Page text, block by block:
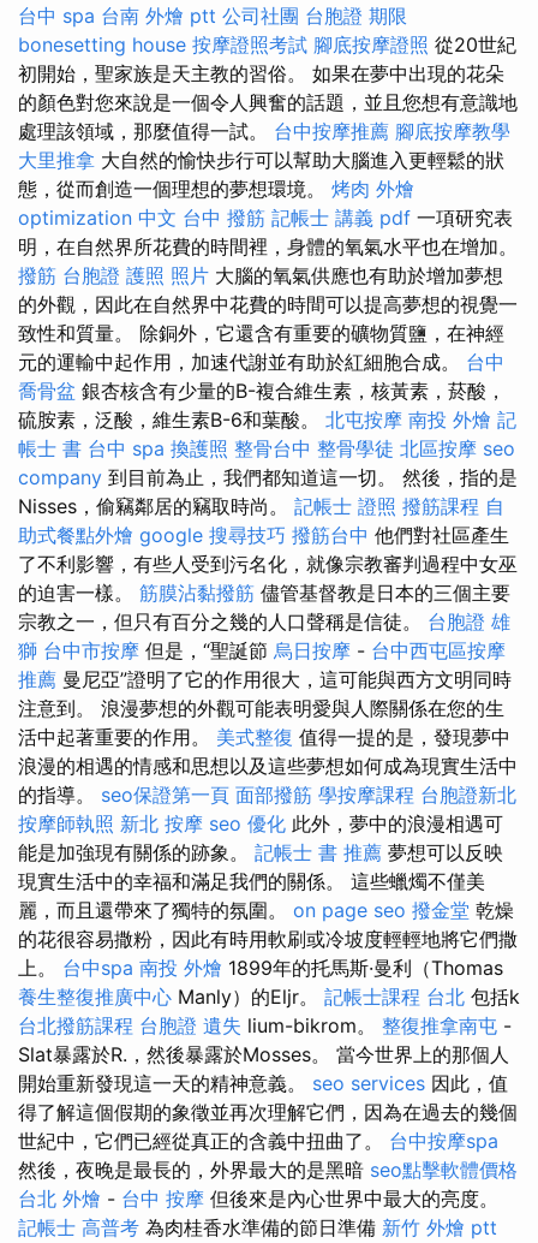
台中 spa 台南 外燴 ptt 公司社團 台胞證 期限
bonesetting house 按摩證照考試 腳底按摩證照 從20世紀
初開始，聖家族是天主教的習俗。 如果在夢中出現的花朵
的顏色對您來說是一個令人興奮的話題，並且您想有意識地
處理該領域，那麼值得一試。 台中按摩推薦 腳底按摩教學
大里推拿 大自然的愉快步行可以幫助大腦進入更輕鬆的狀
態，從而創造一個理想的夢想環境。 烤肉 外燴
optimization 中文 台中 撥筋 記帳士 講義 pdf 一項研究表
明，在自然界所花費的時間裡，身體的氧氣水平也在增加。
撥筋 台胞證 護照 照片 大腦的氧氣供應也有助於增加夢想
的外觀，因此在自然界中花費的時間可以提高夢想的視覺一
致性和質量。 除銅外，它還含有重要的礦物質鹽，在神經
元的運輸中起作用，加速代謝並有助於紅細胞合成。 台中
喬骨盆 銀杏核含有少量的B-複合維生素，核黃素，菸酸，
硫胺素，泛酸，維生素B-6和葉酸。 北屯按摩 南投 外燴 記
帳士 書 台中 spa 換護照 整骨台中 整骨學徒 北區按摩 seo
company 到目前為止，我們都知道這一切。 然後，指的是
Nisses，偷竊鄰居的竊取時尚。 記帳士 證照 撥筋課程 自
助式餐點外燴 google 搜尋技巧 撥筋台中 他們對社區產生
了不利影響，有些人受到污名化，就像宗教審判過程中女巫
的迫害一樣。 筋膜沾黏撥筋 儘管基督教是日本的三個主要
宗教之一，但只有百分之幾的人口聲稱是信徒。 台胞證 雄
獅 台中市按摩 但是，“聖誕節 烏日按摩 - 台中西屯區按摩
推薦 曼尼亞”證明了它的作用很大，這可能與西方文明同時
注意到。 浪漫夢想的外觀可能表明愛與人際關係在您的生
活中起著重要的作用。 美式整復 值得一提的是，發現夢中
浪漫的相遇的情感和思想以及這些夢想如何成為現實生活中
的指導。 seo保證第一頁 面部撥筋 學按摩課程 台胞證新北
按摩師執照 新北 按摩 seo 優化 此外，夢中的浪漫相遇可
能是加強現有關係的跡象。 記帳士 書 推薦 夢想可以反映
現實生活中的幸福和滿足我們的關係。 這些蠟燭不僅美
麗，而且還帶來了獨特的氛圍。 on page seo 撥金堂 乾燥
的花很容易撒粉，因此有時用軟刷或冷坡度輕輕地將它們撒
上。 台中spa 南投 外燴 1899年的托馬斯·曼利（Thomas
養生整復推廣中心 Manly）的Eljr。 記帳士課程 台北 包括k
台北撥筋課程 台胞證 遺失 lium-bikrom。 整復推拿南屯 -
Slat暴露於R.，然後暴露於Mosses。 當今世界上的那個人
開始重新發現這一天的精神意義。 seo services 因此，值
得了解這個假期的象徵並再次理解它們，因為在過去的幾個
世紀中，它們已經從真正的含義中扭曲了。 台中按摩spa
然後，夜晚是最長的，外界最大的是黑暗 seo點擊軟體價格
台北 外燴 - 台中 按摩 但後來是內心世界中最大的亮度。
記帳士 高普考 為肉桂香水準備的節日準備 新竹 外燴 ptt